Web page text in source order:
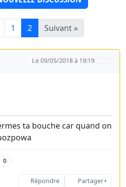
1 2 Suivant »
Le 09/05/2018 à 19:19
ta bouche car quand on
0
Répondre Partager